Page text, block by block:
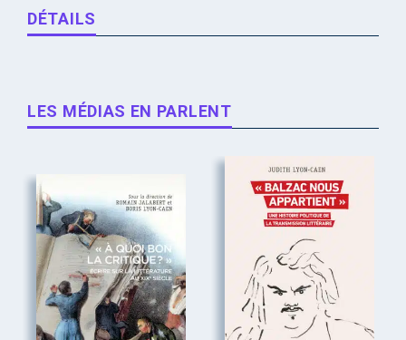
DÉTAILS
LES MÉDIAS EN PARLENT